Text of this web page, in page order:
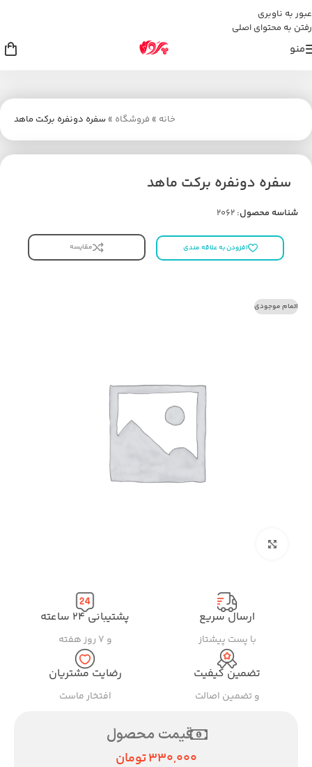
عبور به ناوبری
رفتن به محتوای اصلی
منو
خانه » فروشگاه » سفره دونفره برکت ماهد
سفره دونفره برکت ماهد
شناسه محصول: 2062
افزودن به علاقه مندی مقایسه
اتمام موجودی
ارسال سریع
با پست پیشتاز
پشتیبانی ۲۴ ساعته
و ۷ روز هفته
تضمین کیفیت
و تضمین اصالت
رضایت مشتریان
افتخار ماست
قیمت محصول
330,000تومان